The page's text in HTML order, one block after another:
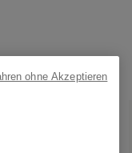
ohne Akzeptieren